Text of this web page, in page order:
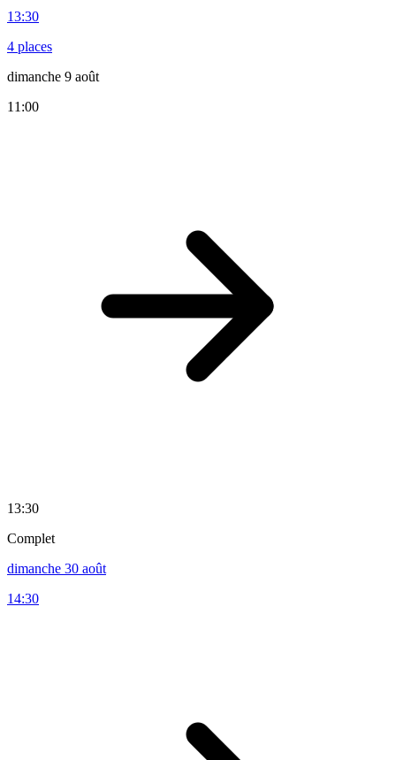
13:30
4 places
dimanche 9 août
11:00
13:30
Complet
dimanche 30 août
14:30